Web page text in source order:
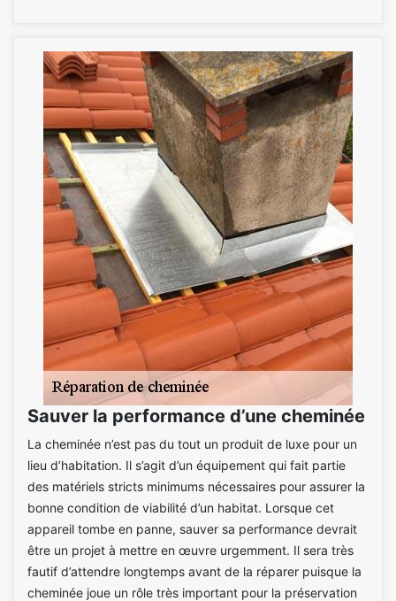
Sauver la performance d’une cheminée
La cheminée n’est pas du tout un produit de luxe pour un
lieu d’habitation. Il s’agit d’un équipement qui fait partie
des matériels stricts minimums nécessaires pour assurer la
bonne condition de viabilité d’un habitat. Lorsque cet
appareil tombe en panne, sauver sa performance devrait
être un projet à mettre en œuvre urgemment. Il sera très
fautif d’attendre longtemps avant de la réparer puisque la
cheminée joue un rôle très important pour la préservation